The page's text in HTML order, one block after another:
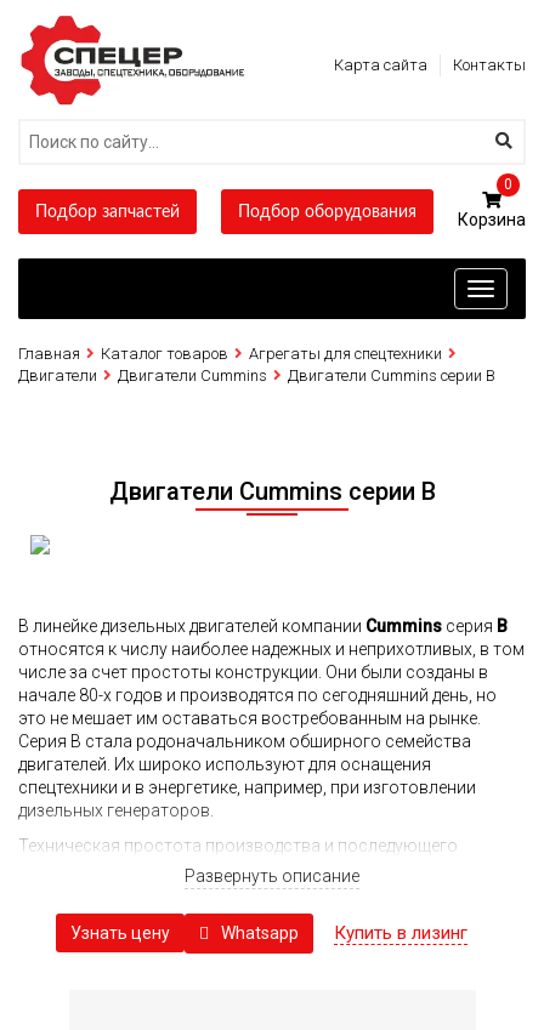
Карта сайта Контакты
Подбор запчастей Подбор оборудования
0
Toggle
Главная Каталог товаров
Агрегаты для спецтехники
Двигатели
Двигатели Cummins Двигатели Cummins серии B
Двигатели Cummins серии B
В линейке дизельных двигателей компании Cummins серия B
относятся к числу наиболее надежных и неприхотливых, в том
числе за счет простоты конструкции. Они были созданы в
начале 80-х годов и производятся по сегодняшний день, но
это не мешает им оставаться востребованным на рынке.
Серия B стала родоначальником обширного семейства
двигателей. Их широко используют для оснащения
спецтехники и в энергетике, например, при изготовлении
дизельных генераторов.
Техническая простота производства и последующего
обслуживания превратила эти моторы Cummins в один из
любимых образцов китайских производителей, поэтому ими
были серийно выпущены десятки единиц техники и
оборудования с такими дизелями.
Развернуть описание
Узнать цену Whatsapp Купить в лизинг